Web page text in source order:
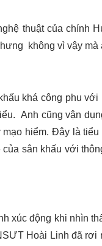
thuật của chính
không vì vậy
khá công phu
Anh cũng vận
hiểm. Đây là tiểu
sân khấu với
xúc động khi nhìn
Hoài Linh đã